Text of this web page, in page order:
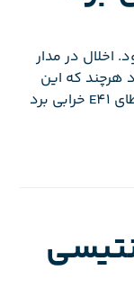
اخلال در مدار
هرچند که این
احتمال هم کم هست ولی یکی از مورد خطای E41 خرابی برد